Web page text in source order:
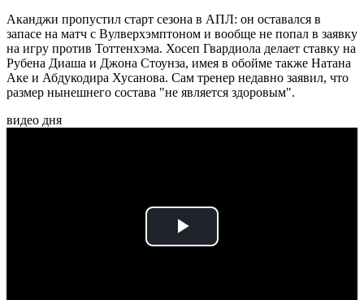
Аканджи пропустил старт сезона в АПЛ: он оставался в
запасе на матч с Вулверхэмптоном и вообще не попал в заявку
на игру против Тоттенхэма. Хосеп Гвардиола делает ставку на
Рубена Диаша и Джона Стоунза, имея в обойме также Натана
Аке и Абдукодира Хусанова. Сам тренер недавно заявил, что
размер нынешнего состава "не является здоровым".
видео дня
Play